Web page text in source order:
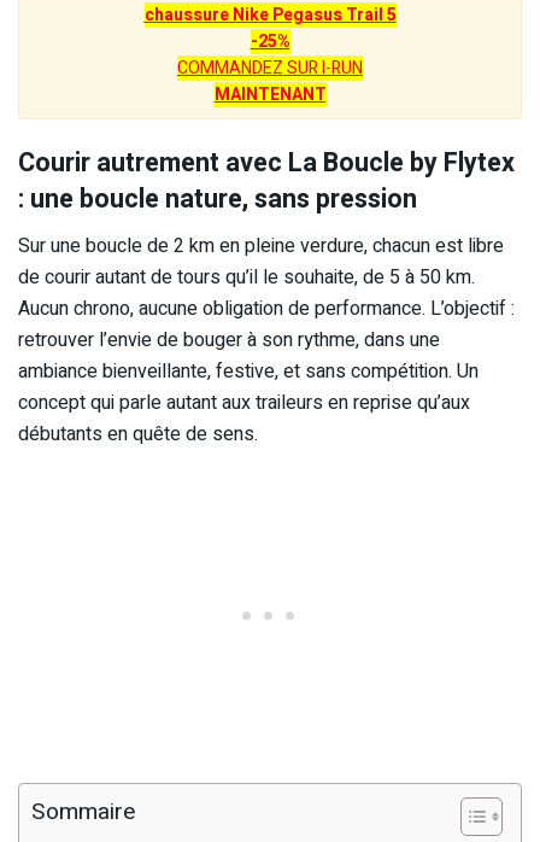
chaussure Nike Pegasus Trail 5
-25%
COMMANDEZ SUR I-RUN
MAINTENANT
Courir autrement avec La Boucle by Flytex
: une boucle nature, sans pression
Sur une boucle de 2 km en pleine verdure, chacun est libre
de courir autant de tours qu’il le souhaite, de 5 à 50 km.
Aucun chrono, aucune obligation de performance. L’objectif :
retrouver l’envie de bouger à son rythme, dans une
ambiance bienveillante, festive, et sans compétition. Un
concept qui parle autant aux traileurs en reprise qu’aux
débutants en quête de sens.
Sommaire